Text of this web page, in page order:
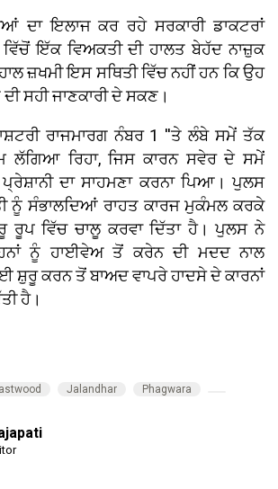
ਦਾ ਇਲਾਜ ਕਰ ਰਹੇ ਸਰਕਾਰੀ ਡਾਕਟਰਾਂ
ਇੱਕ ਵਿਅਕਤੀ ਦੀ ਹਾਲਤ ਬੇਹੱਦ ਨਾਜ਼ੁਕ
ਜ਼ਖਮੀ ਇਸ ਸਥਿਤੀ ਵਿੱਚ ਨਹੀਂ ਹਨ ਕਿ ਉਹ
ਸਹੀ ਜਾਣਕਾਰੀ ਦੇ ਸਕਣ।
ਰਾਜਮਾਰਗ ਨੰਬਰ 1 ''ਤੇ ਲੰਬੇ ਸਮੇਂ ਤੱਕ
ਲੱਗਿਆ ਰਿਹਾ, ਜਿਸ ਕਾਰਨ ਸਵੇਰ ਦੇ ਸਮੇਂ
ਪ੍ਰੇਸ਼ਾਨੀ ਦਾ ਸਾਹਮਣਾ ਕਰਨਾ ਪਿਆ। ਪੁਲਸ
ਨੂੰ ਸੰਭਾਲਦਿਆਂ ਰਾਹਤ ਕਾਰਜ ਮੁਕੰਮਲ ਕਰਕੇ
ਰੂਪ ਵਿੱਚ ਚਾਲੂ ਕਰਵਾ ਦਿੱਤਾ ਹੈ। ਪੁਲਸ ਨੇ
ਨੂੰ ਹਾਈਵੇਅ ਤੋਂ ਕਰੇਨ ਦੀ ਮਦਦ ਨਾਲ
ਸ਼ੁਰੂ ਕਰਨ ਤੋਂ ਬਾਅਦ ਵਾਪਰੇ ਹਾਦਸੇ ਦੇ ਕਾਰਨਾਂ
ਹੈ।
Jalandhar Phagwara